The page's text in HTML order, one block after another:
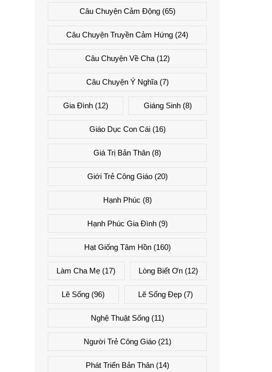
Câu Chuyện Cảm Động(65)
Câu Chuyện Truyền Cảm Hứng (24)
Câu Chuyện Về Cha(12)
Câu Chuyện Ý Nghĩa(7)
Gia Đình(12) Giáng Sinh(8)
Giáo Dục Con Cái(16)
Giá Trị Bản Thân (8)
Giới Trẻ Công Giáo(20)
Hạnh Phúc (8)
Hạnh Phúc Gia Đình(9)
Hạt Giống Tâm Hồn(160)
Làm Cha Mẹ (17) Lòng Biết Ơn(12)
Lẽ Sống (96) Lẽ Sống Đẹp(7)
Nghệ Thuật Sống(11)
Người Trẻ Công Giáo(21)
Phát Triển Bản Thân(14)